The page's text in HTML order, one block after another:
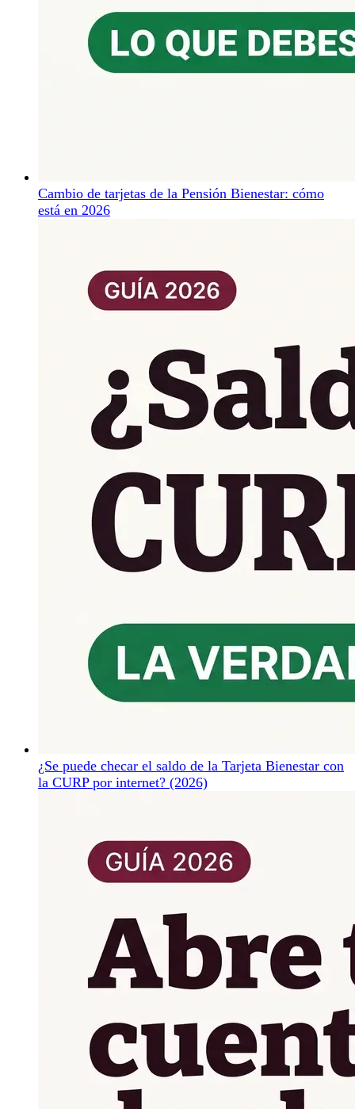
Cambio de tarjetas de la Pensión Bienestar: cómo
está en 2026
¿Se puede checar el saldo de la Tarjeta Bienestar con
la CURP por internet? (2026)